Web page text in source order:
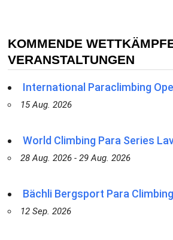
KOMMENDE
VERANSTALTUNGEN
International Paraclimbing
15 Aug. 2026
World Climbing Para Series
28 Aug. 2026 - 29 Aug. 2026
Bächli Bergsport Para
12 Sep. 2026